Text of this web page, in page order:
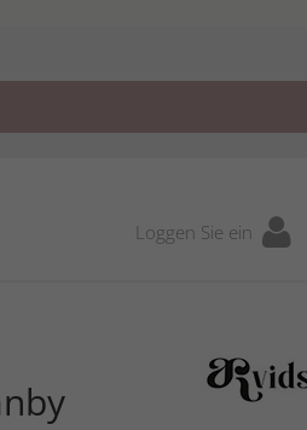
Loggen Sie ein